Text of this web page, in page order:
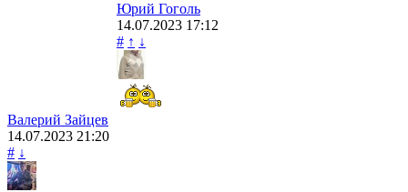
Юрий Гоголь
14.07.2023 17:12
# ↑ ↓
Валерий Зайцев
14.07.2023 21:20
# ↓